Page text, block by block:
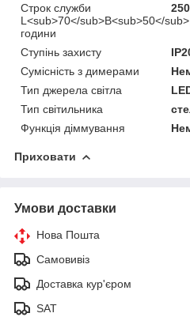
Строк служби
L<sub>70</sub>B<sub>50</sub>,
години
Ступінь захисту
Сумісність з димерами
Тип джерела світла
Тип світильника
Функція діммування
Приховати
Умови доставки
Нова Пошта
Самовивіз
Доставка кур'єром
SAT